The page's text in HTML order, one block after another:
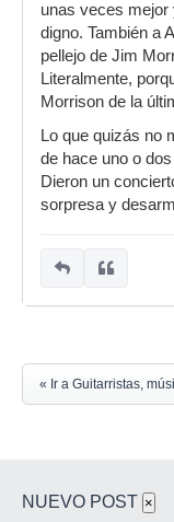
unas veces mejor
digno. También a
pellejo de Jim
Literalmente,
Morrison de la
Lo que quizás no
de hace uno o
Dieron un
sorpresa y
« Ir a Guitarristas,
NUEVO POST ×